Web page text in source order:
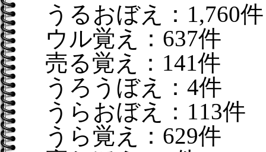
うるおぼえ：1,760件
ウル覚え：637件
売る覚え：141件
うろうぼえ：4件
うらおぼえ：113件
うら覚え：629件